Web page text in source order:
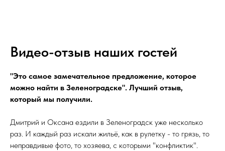
Видео-отзыв наших гостей
"Это самое замечательное предложение, которое
можно найти в Зеленоградске". Лучший отзыв,
который мы получили.
Дмитрий и Оксана ездили в Зеленоградск уже несколько
раз. И каждый раз искали жильё, как в рулетку - то грязь, то
неправдивые фото, то хозяева, с которыми "конфликтик".